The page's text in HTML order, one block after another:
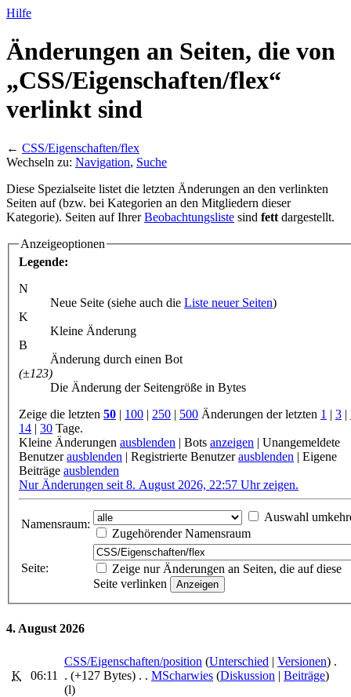
Hilfe
Änderungen an Seiten, die von
„CSS/Eigenschaften/flex“
verlinkt sind
← CSS/Eigenschaften/flex
Wechseln zu: Navigation, Suche
Diese Spezialseite listet die letzten Änderungen an den verlinkten
Seiten auf (bzw. bei Kategorien an den Mitgliedern dieser
Kategorie). Seiten auf IhrerBeobachtungsliste sind fett dargestellt.
Anzeigeoptionen
Legende:
N
Neue Seite (siehe auch die Liste neuer Seiten)
K
Kleine Änderung
B
Änderung durch einen Bot
(±123)
Die Änderung der Seitengröße in Bytes
Zeige die letzten 50 100 250 500 Änderungen der letzten 1 3
14
30 Tage.
Kleine Änderungen ausblenden Bots anzeigen
Unangemeldete
Benutzerausblenden Registrierte Benutzerausblenden
Eigene
Beiträge ausblenden
Nur Änderungen seit 8. August 2026, 22:57 Uhr zeigen.
Namensraum:
Auswahl
Zugehörender Namensraum
Seite:
Zeige nur Änderungen an Seiten, die auf diese
Seite verlinken
4. August 2026
K 06:11
CSS/Eigenschaften/position ‎ (Unterschied | Versionen) .
. (+127 Bytes) . . MScharwies (Diskussion | Beiträge)
(l)